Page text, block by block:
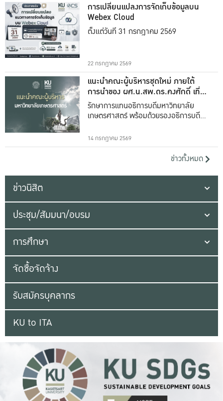
การเปลี่ยนแปลงการจัดเก็บข้อมูลบน
Webex Cloud
ตั้งแต่วันที่ 31 กรกฎาคม 2569
22 กรกฎาคม 2569
แนะนำคณะผู้บริหารชุดใหม่ ภายใต้
การนำของ ผศ.น.สพ.ดร.คงศักดิ์ เที่ยง
ธรรม
รักษาการแทนอธิการบดีมหาวิทยาลัย
เกษตรศาสตร์ พร้อมด้วยรองอธิการบดีทั้ง
14 กรกฎาคม 2569
ข่าวทั้งหมด
ข่าวนิสิต
ประชุม/สัมมนา/อบรม
การศึกษา
จัดซื้อจัดจ้าง
รับสมัครบุคลากร
KU to ITA